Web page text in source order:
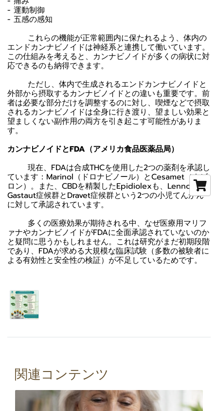
- 運動制御
- 五感の感知
これらの機能が正常範囲内に保たれるよう、体内の
エンドカンナビノイドは神経系と連携して働いています。
この仕組みを考えると、カンナビノイドが多くの病状に対
応できるのも納得できます。
ただし、体内で生成されるエンドカンナビノイドと
外部から摂取するカンナビノイドとの違いも重要です。前
者は必要な部分だけを調整するのに対し、喫煙などで摂取
されるカンナビノイドは全身に行き渡り、望ましい効果と
望ましくない副作用の両方を引き起こす可能性がありま
す。
カンナビノイドとFDA（アメリカ食品医薬品局）
現在、FDAは合成THCを使用した2つの薬剤を承認し
ています：Marinol（ドロナビノール）とCesamet（ナビ
ロン）。また、CBDを精製したEpidiolexも、Lennox-
Gastaut症候群とDravet症候群という2つの小児てんかん
に対して承認されています。
多くの医療効果が期待される中、なぜ医療用マリフ
ァナやカンナビノイドがFDAに全面承認されていないのか
と疑問に思うかもしれません。これは研究がまだ初期段階
であり、FDAが求める大規模な臨床試験（多数の被験者に
よる有効性と安全性の検証）が不足しているためです。
関連コンテンツ